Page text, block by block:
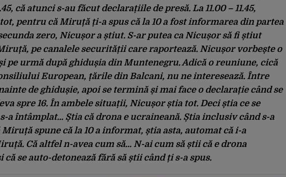
că atunci s-au făcut declarațiile de presă. La 11.00 – 11.45,
pentru că Miruță ți-a spus că la 10 a fost informarea din partea
zero, Nicușor a știut. S-ar putea ca Nicușor să fi știut
pe canalele securității care raportează. Nicușor vorbește o
pe urmă după ghidușia din Muntenegru. Adică o reuniune, cică
European, țările din Balcani, nu ne interesează. Între
înainte de ghidușie, apoi se termină și mai face o declarație când se
spre 16. În ambele situații, Nicușor știa tot. Deci știa ce se
a întâmplat… Știa că drona e ucraineană. Știa inclusiv când s-a
Miruță spune că la 10 a informat, știa asta, automat că i-a
Că altfel n-avea cum să… N-ai cum să știi că e drona
că se auto-detonează fără să știi când ți s-a spus.